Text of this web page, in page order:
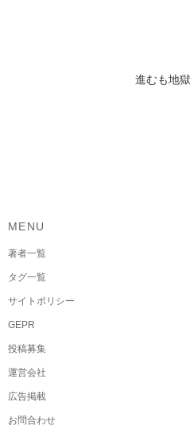
進むも地
MENU
著者一覧
タグ一覧
サイトポリシー
GEPR
投稿募集
運営会社
広告掲載
お問合わせ